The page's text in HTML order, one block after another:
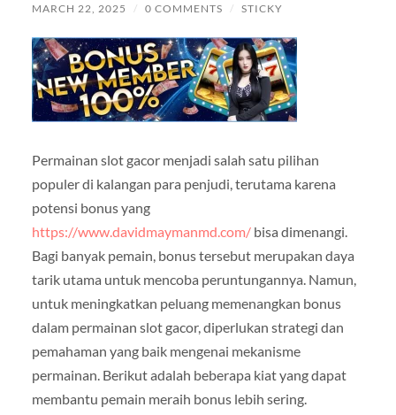
MARCH 22, 2025 / 0 COMMENTS / STICKY
Permainan slot gacor menjadi salah satu pilihan
populer di kalangan para penjudi, terutama karena
potensi bonus yang
https://www.davidmaymanmd.com/bisa dimenangi.
Bagi banyak pemain, bonus tersebut merupakan daya
tarik utama untuk mencoba peruntungannya. Namun,
untuk meningkatkan peluang memenangkan bonus
dalam permainan slot gacor, diperlukan strategi dan
pemahaman yang baik mengenai mekanisme
permainan. Berikut adalah beberapa kiat yang dapat
membantu pemain meraih bonus lebih sering.